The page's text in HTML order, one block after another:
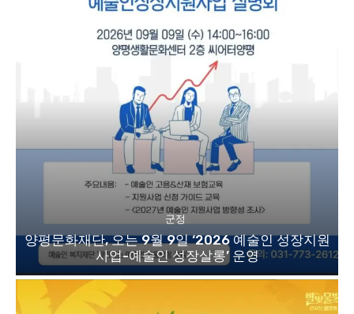
군정
양평문화재단, 오는 9월 9일 ‘2026 예술인 성장지원
사업-예술인 성장살롱’ 운영